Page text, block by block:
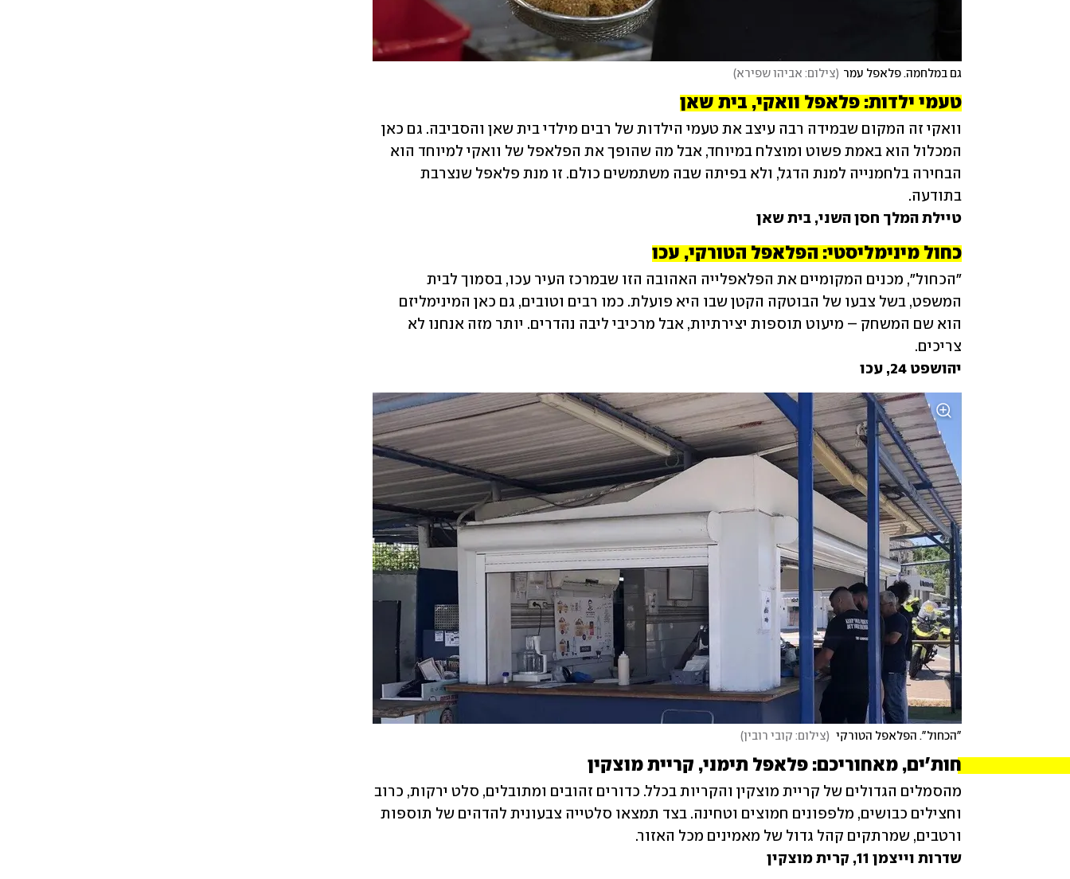
גם במלחמה. פלאפל עמר (צילום: אביהו שפירא)
טעמי ילדות: פלאפל וואקי, בית שאן
בתודעה.
טיילת המלך חסן השני, בית שאן
כחול מינימליסטי: הפלאפל הטורקי, עכו
צריכים.
יהושפט 24, עכו
"הכחול". הפלאפל הטורקי (צילום: קובי רובין)
חות׳ים, מאחוריכם: פלאפל תימני, קריית מוצקין
ורטבים, שמרתקים קהל גדול של מאמינים מכל האזור.
שדרות וייצמן 11, קרית מוצקין